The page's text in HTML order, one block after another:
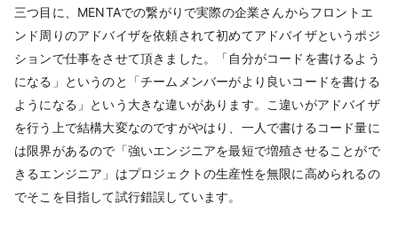
三つ目に、MENTAでの繋がりで実際の企業さんからフロントエ
ンド周りのアドバイザを依頼されて初めてアドバイザというポジ
ションで仕事をさせて頂きました。「自分がコードを書けるよう
になる」というのと「チームメンバーがより良いコードを書ける
ようになる」という大きな違いがあります。こ違いがアドバイザ
を行う上で結構大変なのですがやはり、一人で書けるコード量に
は限界があるので「強いエンジニアを最短で増殖させることがで
きるエンジニア」はプロジェクトの生産性を無限に高められるの
でそこを目指して試行錯誤しています。